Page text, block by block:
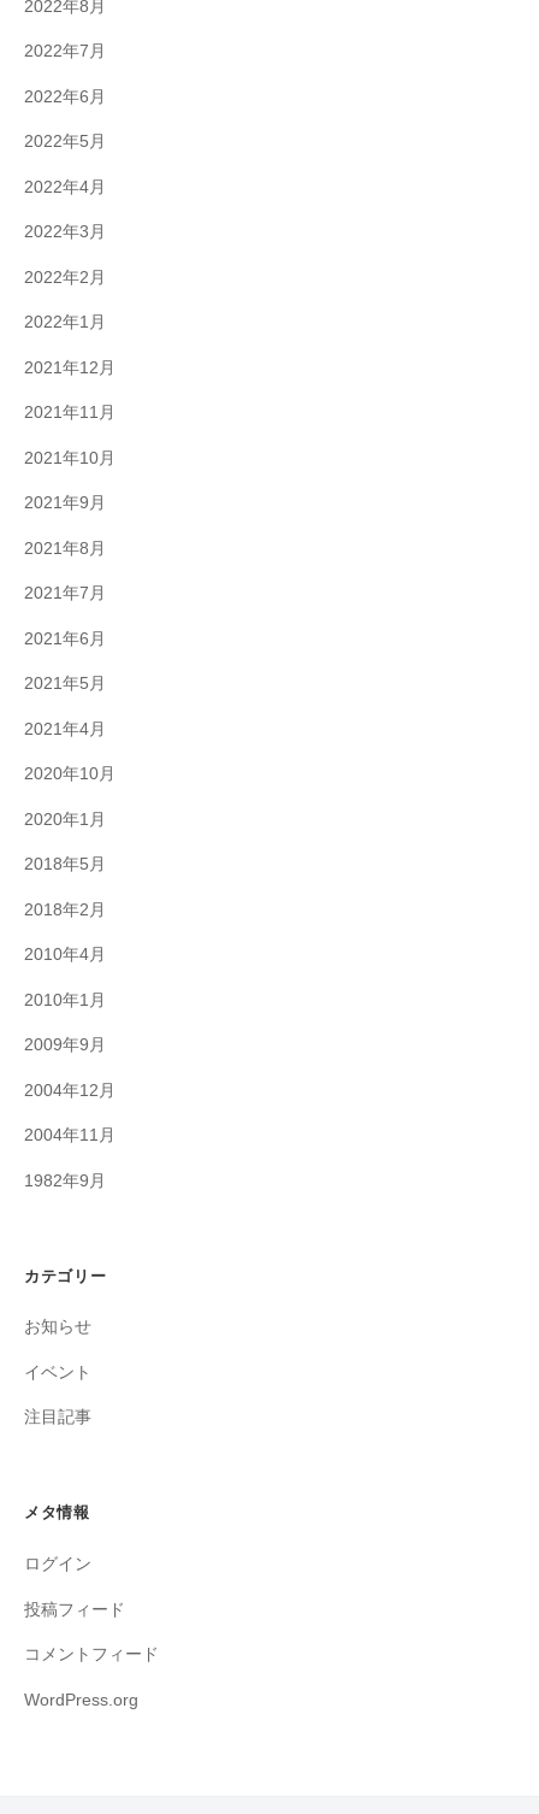
2022年8月
2022年7月
2022年6月
2022年5月
2022年4月
2022年3月
2022年2月
2022年1月
2021年12月
2021年11月
2021年10月
2021年9月
2021年8月
2021年7月
2021年6月
2021年5月
2021年4月
2020年10月
2020年1月
2018年5月
2018年2月
2010年4月
2010年1月
2009年9月
2004年12月
2004年11月
1982年9月
カテゴリー
お知らせ
イベント
注目記事
メタ情報
ログイン
投稿フィード
コメントフィード
WordPress.org